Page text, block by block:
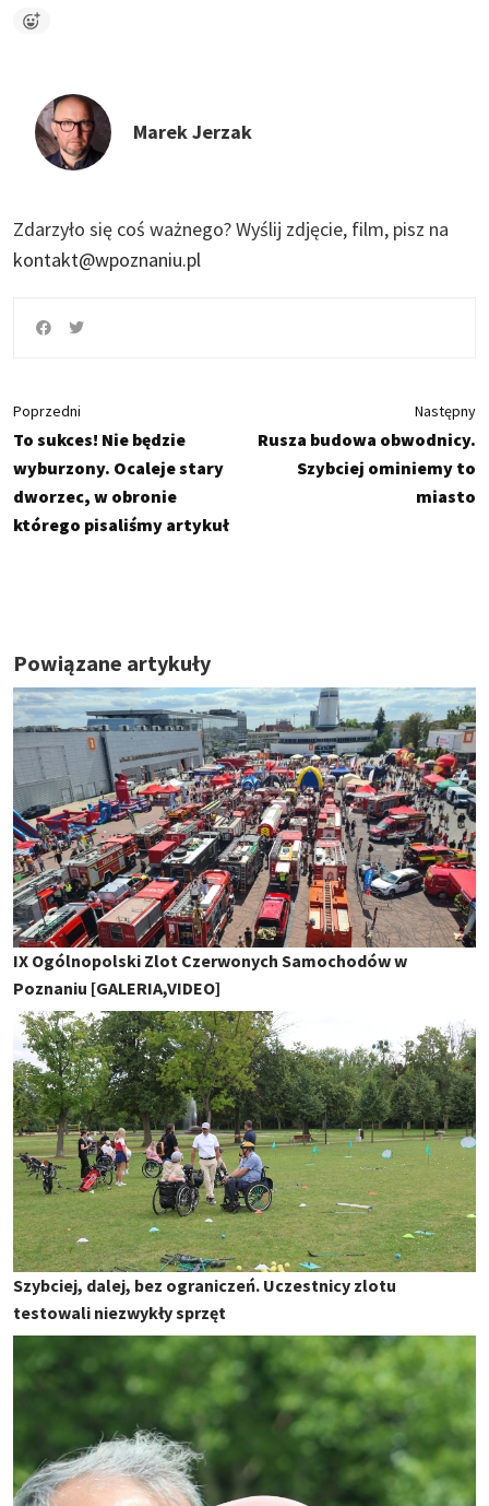
Marek Jerzak
Zdarzyło się coś ważnego?Wyślij zdjęcie, film, pisz na
kontakt@wpoznaniu.pl
Poprzedni
To sukces! Nie będzie
wyburzony. Ocaleje stary
dworzec, w obronie
którego pisaliśmy artykuł
Następny
Rusza budowa obwodnicy.
Szybciej ominiemy to
miasto
Powiązane artykuły
IX Ogólnopolski Zlot Czerwonych Samochodów w
Poznaniu [GALERIA,VIDEO]
Szybciej, dalej, bez ograniczeń. Uczestnicy zlotu
testowali niezwykły sprzęt